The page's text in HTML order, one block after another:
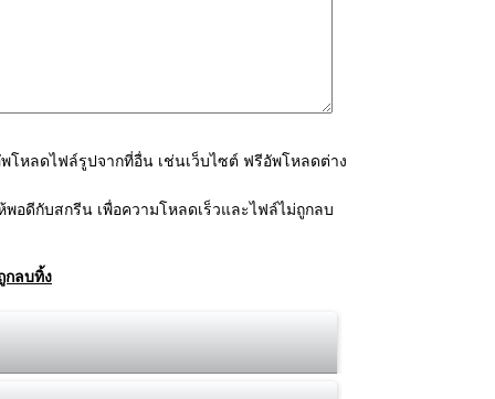
โหลดไฟล์รูปจากที่อื่น เช่นเว็บไซต์ ฟรีอัพโหลดต่าง
อดีกับสกรีน เพื่อความโหลดเร็วและไฟล์ไม่ถูกลบ
กลบทิ้ง